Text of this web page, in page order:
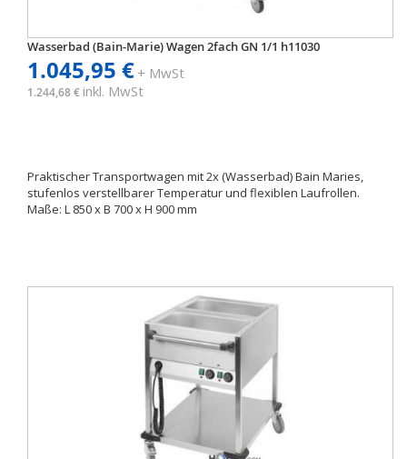
Wasserbad (Bain-Marie) Wagen 2fach GN 1/1 h11030
1.045,95 €+ MwSt
1.244,68 € inkl. MwSt
Praktischer Transportwagen mit 2x (Wasserbad) Bain Maries,
stufenlos verstellbarer Temperatur und flexiblen Laufrollen.
Maße: L 850 x B 700 x H 900 mm